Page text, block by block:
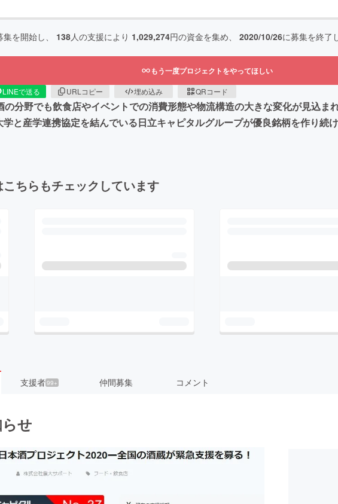
集を開始し、 138人の支援により 1,029,274円の資金を集め、 2020/10/26に募集を終了
もう一度プロジェクトをやってほしい
LINEで送る URLコピー 埋め込み QRコード
分野でも飲食店やイベントでの消費形態や物流構造の大きな変化が見込ま
と産学連携協定を結んでいる日立キャピタルグループが優良銘柄を作り続
ちらもチェックしています
支援者99+ 仲間募集 コメント
せ